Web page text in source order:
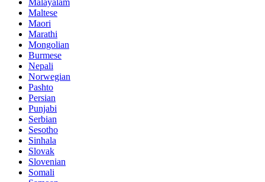
Malayalam
Maltese
Maori
Marathi
Mongolian
Burmese
Nepali
Norwegian
Pashto
Persian
Punjabi
Serbian
Sesotho
Sinhala
Slovak
Slovenian
Somali